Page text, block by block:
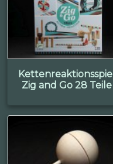
Kettenreaktionsspiel
Zig and Go 28 Teile